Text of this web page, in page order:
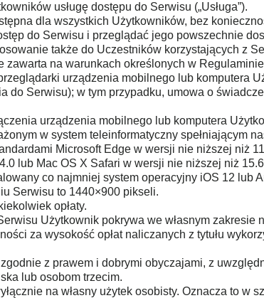
usługę dostępu do Serwisu („Usługa”).
dla wszystkich Użytkowników, bez
do Serwisu i przeglądać jego powszechnie
także do Uczestników korzystających z
na warunkach określonych w
urządzenia mobilnego lub komputera
Serwisu); w tym przypadku, umowa o
urządzenia mobilnego lub komputera
w system teleinformatyczny spełniającym
Microsoft Edge w wersji nie niższej niż
lub Mac OS X Safari w wersji nie niższej niż
co najmniej system operacyjny iOS 12 lub
Serwisu to 1440×900 pikseli.
opłaty.
Użytkownik pokrywa we własnym zakresie
za wysokość opłat naliczanych z tytułu
z prawem i dobrymi obyczajami, z
lub osobom trzecim.
na własny użytek osobisty. Oznacza to w